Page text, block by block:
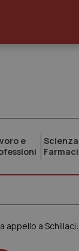
e
Farmaci